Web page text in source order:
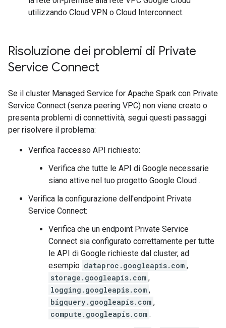
utilizzando Cloud VPN o Cloud Interconnect.
Risoluzione dei problemi di Private
Service Connect
Se il cluster Managed Service for Apache Spark con Private
Service Connect (senza peering VPC) non viene creato o
presenta problemi di connettività, segui questi passaggi
per risolvere il problema:
Verifica l'accesso API richiesto:
Verifica che tutte le API di Google necessarie
siano attive nel tuo progetto Google Cloud .
Verifica la configurazione dell'endpoint Private
Service Connect:
Verifica che un endpoint Private Service
Connect sia configurato correttamente per tutte
le API di Google richieste dal cluster, ad
esempio dataproc.googleapis.com ,
storage.googleapis.com ,
logging.googleapis.com ,
bigquery.googleapis.com ,
compute.googleapis.com .